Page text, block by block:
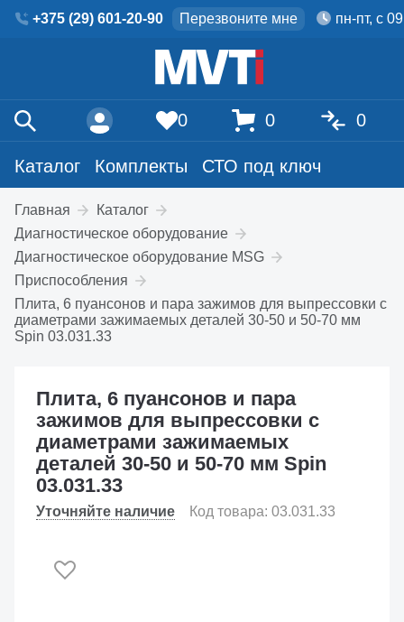
+375 (29) 601-20-90 Перезвоните мне пн-пт, с
Каталог Комплекты СТО под ключ
0 0 0
Главная
Каталог
Диагностическое оборудование
Диагностическое оборудование MSG
Приспособления
Плита, 6 пуансонов и пара зажимов для выпрессовки с
диаметрами зажимаемых деталей 30-50 и 50-70 мм
Spin 03.031.33
Плита, 6 пуансонов и пара
зажимов для выпрессовки с
диаметрами зажимаемых
деталей 30-50 и 50-70 мм Spin
03.031.33
Уточняйте наличие Код товара: 03.031.33